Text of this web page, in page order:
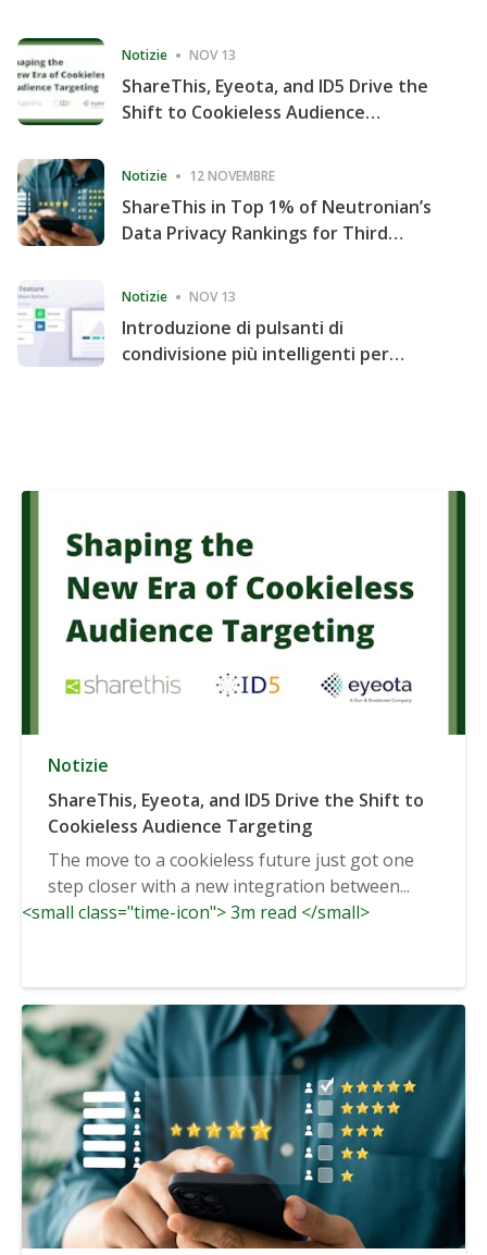
Notizie NOV 13
ShareThis, Eyeota, and ID5 Drive the
Shift to Cookieless Audience
Notizie 12 NOVEMBRE
ShareThis in Top 1% of Neutronian’s
Data Privacy Rankings for Third
Notizie NOV 13
Introduzione di pulsanti di
condivisione più intelligenti per
Notizie
ShareThis, Eyeota, and ID5 Drive the Shift to
Cookieless Audience Targeting
The move to a cookieless future just got one
step closer with a new integration between...
<small class="time-icon"> 3m read </small>